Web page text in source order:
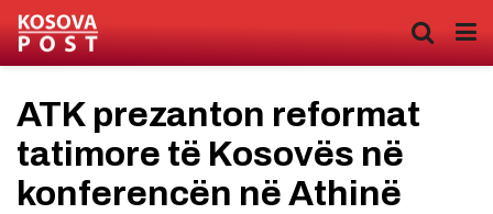
ATK prezanton reformat
tatimore të Kosovës në
konferencën në Athinë